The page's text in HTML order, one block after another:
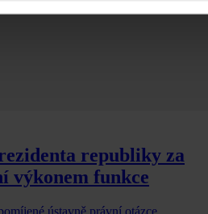
republiky za
výkonem funkce
ústavně právní otázce